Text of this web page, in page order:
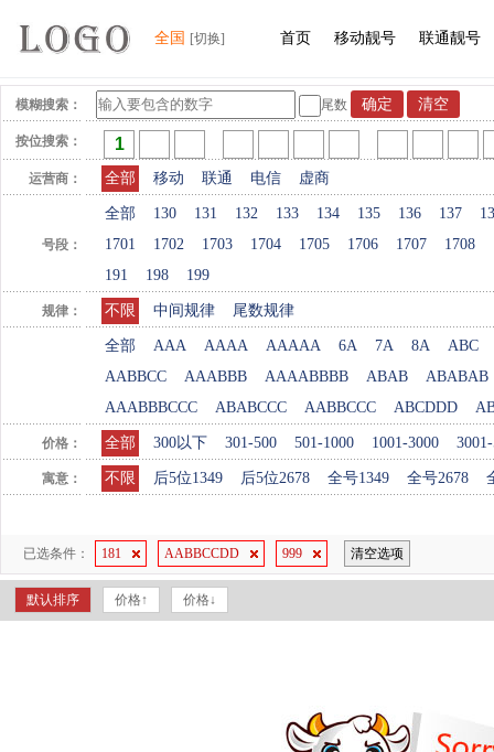
全国 [切换] 首页 移动靓号 联通靓号
模糊搜索： 尾数
按位搜索：
运营商： 全部 移动 联通 电信 虚商
号段：
全部 130 131 132 133 134 135 136 137
1701
1702 1703 1704 1705 1706 1707 1708
191
198 199
规律： 不限 中间规律 尾数规律
全部 AAA AAAA AAAAA 6A 7A 8A
ABC
AABBCC
AAABBB AAAABBBB ABAB
ABABAB
AAABBBCCC
ABABCCC AABBCCC ABCDDD
价格： 全部 300以下 301-500 501-1000 1001-3000
寓意： 不限 后5位1349 后5位2678 全号1349 全号2678
已选条件： 181 AABBCCDD 999 清空选项
默认排序 价格↑ 价格↓